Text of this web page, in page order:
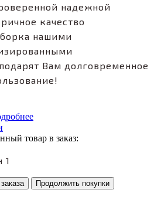
надежной
качество
нашими
Вам долговременное
товар в заказ:
1
Продолжить покупки